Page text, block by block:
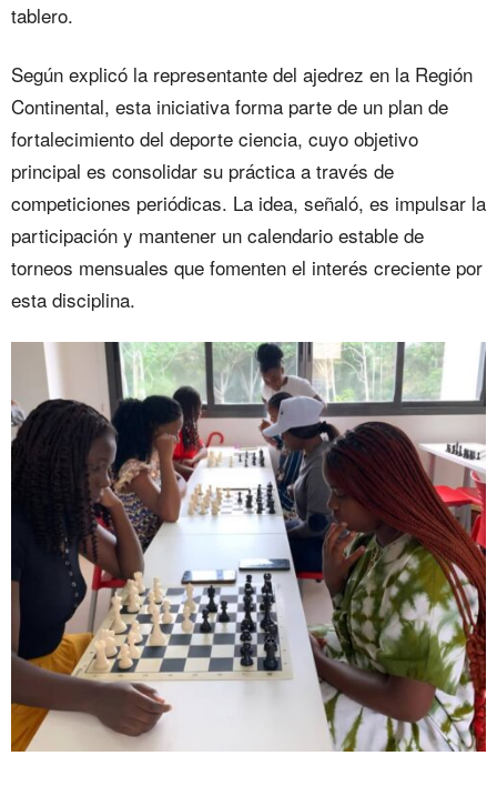
tablero.
Según explicó la representante del ajedrez en la Región
Continental, esta iniciativa forma parte de un plan de
fortalecimiento del deporte ciencia, cuyo objetivo
principal es consolidar su práctica a través de
competiciones periódicas. La idea, señaló, es impulsar la
participación y mantener un calendario estable de
torneos mensuales que fomenten el interés creciente por
esta disciplina.